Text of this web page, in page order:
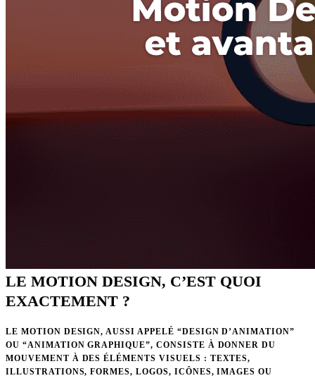
LE MOTION DESIGN, C’EST QUOI
EXACTEMENT ?
LE MOTION DESIGN, AUSSI APPELÉ “DESIGN D’ANIMATION”
OU “ANIMATION GRAPHIQUE”, CONSISTE À DONNER DU
MOUVEMENT À DES ÉLÉMENTS VISUELS : TEXTES,
ILLUSTRATIONS, FORMES, LOGOS, ICÔNES, IMAGES OU